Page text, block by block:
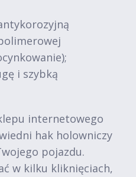
i szybką
internetowego
hak holowniczy
pojazdu.
w kilku kliknięciach,